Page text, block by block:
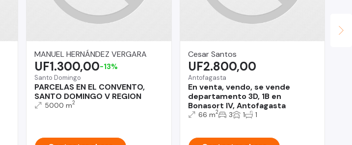
MANUEL HERNÁNDEZ VERGARA
Santo Domingo
PARCELAS EN EL CONVENTO,
SANTO DOMINGO V REGION
UF1.300,00-13%
5000 m2
Cesar Santos
Antofagasta
En venta, vendo, se vende
departamento 3D, 1B en
Bonasort IV, Antofagasta
UF2.800,00
66 m2 3 1 1